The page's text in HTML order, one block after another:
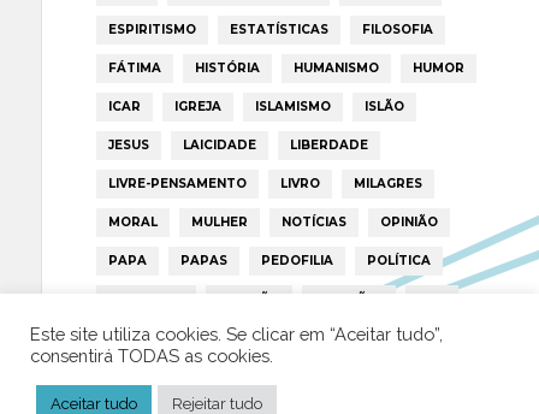
ESPIRITISMO ESTATÍSTICAS FILOSOFIA
FÁTIMA HISTÓRIA HUMANISMO HUMOR
ICAR IGREJA ISLAMISMO ISLÃO
JESUS LAICIDADE LIBERDADE
LIVRE-PENSAMENTO LIVRO MILAGRES
MORAL MULHER NOTÍCIAS OPINIÃO
PAPA PAPAS PEDOFILIA POLÍTICA
PORTUGAL RELIGIÃO RELIGIÕES RTP
TRUMP VATICANO
Este site utiliza cookies. Se clicar em “Aceitar tudo”,
consentirá TODAS as cookies.
Aceitar tudo Rejeitar tudo